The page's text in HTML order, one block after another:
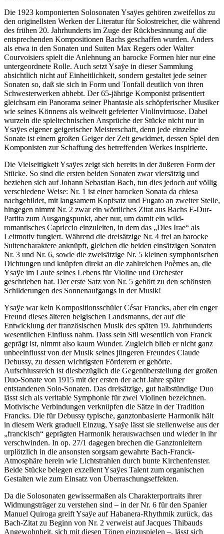
Die 1923 komponierten Solosonaten Ysaÿes gehören zweifellos zu
den originellsten Werken der Literatur für Solostreicher, die während
des frühen 20. Jahrhunderts im Zuge der Rückbesinnung auf die
entsprechenden Kompositionen Bachs geschaffen wurden. Anders
als etwa in den Sonaten und Suiten Max Regers oder Walter
Courvoisiers spielt die Anlehnung an barocke Formen hier nur eine
untergeordnete Rolle. Auch setzt Ysaÿe in dieser Sammlung
absichtlich nicht auf Einheitlichkeit, sondern gestaltet jede seiner
Sonaten so, daß sie sich in Form und Tonfall deutlich von ihren
Schwesterwerken abhebt. Der 65-jährige Komponist präsentiert
gleichsam ein Panorama seiner Phantasie als schöpferischer Musiker
wie seines Könnens als weltweit gefeierter Violinvirtuose. Dabei
wurzeln die spieltechnischen Ansprüche der Stücke nicht nur in
Ysaÿes eigener geigerischer Meisterschaft, denn jede einzelne
Sonate ist einem großen Geiger der Zeit gewidmet, dessen Spiel den
Komponisten zur Schaffung des betreffenden Werkes inspirierte.
Die Vielseitigkeit Ysaÿes zeigt sich bereits in der äußeren Form der
Stücke. So sind die ersten beiden Sonaten zwar viersätzig und
beziehen sich auf Johann Sebastian Bach, tun dies jedoch auf völlig
verschiedene Weise: Nr. 1 ist einer barocken Sonata da chiesa
nachgebildet, mit langsamem Kopfsatz und Fugato an zweiter Stelle,
hingegen nimmt Nr. 2 zwar ein wörtliches Zitat aus Bachs E-Dur-
Partita zum Ausgangspunkt, aber nur, um damit ein wild-
romantisches Capriccio einzuleiten, in dem das „Dies Irae“ als
Leitmotiv fungiert. Während die dreisätzige Nr. 4 frei an barocke
Suitencharaktere anknüpft, gleichen die beiden einsätzigen Sonaten
Nr. 3 und Nr. 6, sowie die zweisätzige Nr. 5 kleinen symphonischen
Dichtungen und knüpfen direkt an die zahlreichen Poèmes an, die
Ysaÿe im Laufe seines Lebens für Violine und Orchester
geschrieben hat. Der erste Satz von Nr. 5 gehört zu den schönsten
Schilderungen des Sonnenaufgangs in der Musik!
Ysaÿe war kein Kompositionsschüler César Francks, aber ein enger
Freund dieses älteren belgischen Landsmanns, der auf die
Entwicklung der französischen Musik des späten 19. Jahrhunderts
wesentlichen Einfluss nahm. Dass sein Stil wesentlich von Franck
geprägt ist, nimmt also kaum Wunder. Zugleich blieb er nicht ganz
unbeeinflusst von der Musik seines jüngeren Freundes Claude
Debussy, zu dessen wichtigsten Förderern er gehörte.
Aufschlussreich ist diesbezüglich die Gegenüberstellung der großen
Duo-Sonate von 1915 mit der ersten der acht Jahre später
entstandenen Solo-Sonaten. Das dreisätzige, gut halbstündige Duo
lässt sich als veritable Symphonie für zwei Violinen bezeichnen.
Motivische Verbindungen verknüpfen die Sätze in der Tradition
Francks. Die für Debussy typische, ganztonbasierte Harmonik hält
in diesem Werk graduell Einzug, Ysaÿe lässt sie stellenweise aus der
„franckisch“ geprägten Harmonik herauswachsen und wieder in ihr
verschwinden. In op. 27/1 dagegen brechen die Ganztonleitern
urplötzlich in die ansonsten sorgsam gewahrte Bach-Franck-
Atmosphäre herein wie Lichtstrahlen durch bunte Kirchenfenster.
Beide Stücke belegen exzellent Ysaÿes Talent zum organischen
Gestalten wie zum Einsatz von Überraschungseffekten.
Da die Solosonaten gewissermaßen als Charakterportraits ihrer
Widmungsträger zu verstehen sind – in der Nr. 6 für den Spanier
Manuel Quiroga greift Ysaÿe auf Habanera-Rhythmik zurück, das
Bach-Zitat zu Beginn von Nr. 2 verweist auf Jacques Thibauds
Angewohnheit, sich mit diesen Tönen einzuspielen –, lässt sich